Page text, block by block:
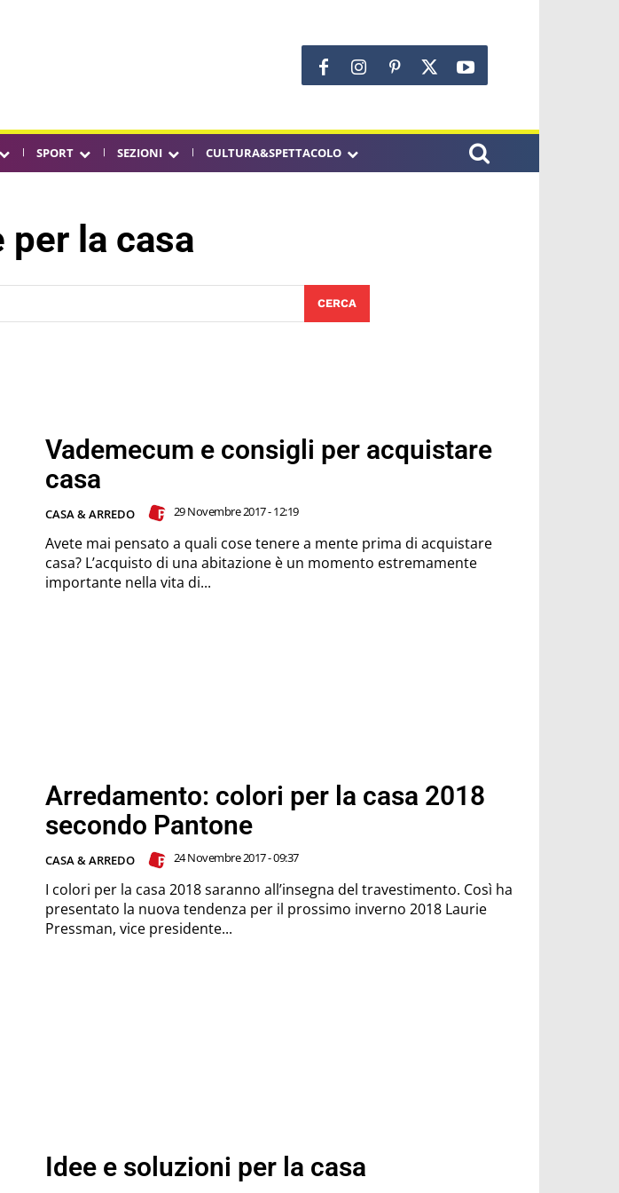
SPORT SEZIONI CULTURA&SPETTACOLO
per la casa
CERCA
Vademecum e consigli per acquistare
casa
CASA & ARREDO 29 Novembre 2017 - 12:19
Avete mai pensato a quali cose tenere a mente prima di acquistare
casa? L’acquisto di una abitazione è un momento estremamente
importante nella vita di...
Arredamento: colori per la casa 2018
secondo Pantone
CASA & ARREDO 24 Novembre 2017 - 09:37
I colori per la casa 2018 saranno all’insegna del travestimento. Così ha
presentato la nuova tendenza per il prossimo inverno 2018 Laurie
Pressman, vice presidente...
Idee e soluzioni per la casa